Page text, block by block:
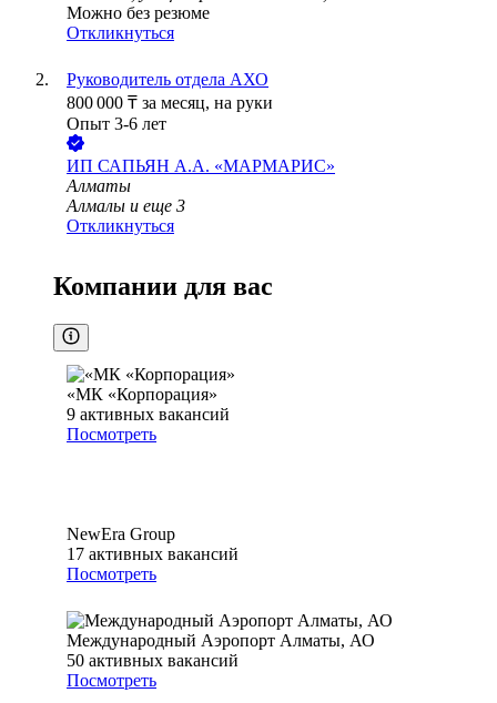
Можно без резюме
Откликнуться
Руководитель отдела АХО
800 000 ₸ за месяц, на руки
Опыт 3-6 лет
ИП САПЬЯН А.А. «МАРМАРИС»
Алматы
Алмалы и еще 3
Откликнуться
Компании для вас
«МК «Корпорация»
9 активных вакансий
Посмотреть
NewEra Group
17 активных вакансий
Посмотреть
Международный Аэропорт Алматы, АО
50 активных вакансий
Посмотреть